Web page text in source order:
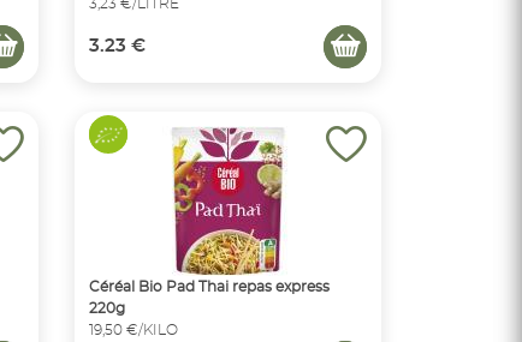
3,23 €/LITRE
3.23 €
Céréal Bio Pad Thai repas express
220g
19,50 €/KILO